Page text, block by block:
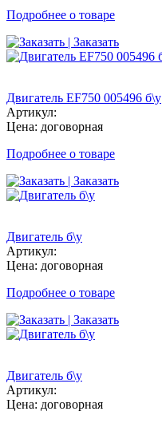
Подробнее о товаре
| Заказать
Двигатель EF750 005496 б\у
Артикул:
Цена: договорная
Подробнее о товаре
| Заказать
Двигатель б\у
Артикул:
Цена: договорная
Подробнее о товаре
| Заказать
Двигатель б\у
Артикул:
Цена: договорная